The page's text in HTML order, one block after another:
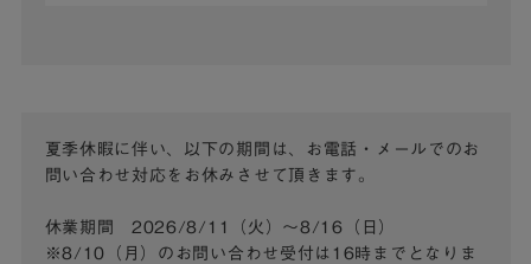
夏季休暇に伴い、以下の期間は、お電話・メールでのお
問い合わせ対応をお休みさせて頂きます。
休業期間 2026/8/11（火）～8/16（日）
※8/10（月）のお問い合わせ受付は16時までとなりま